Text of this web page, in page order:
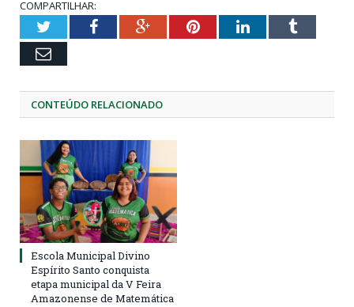
COMPARTILHAR:
TwitterFacebookGoogle+PinterestLinkedInTumblr
Email
CONTEÚDO RELACIONADO
Escola Municipal Divino
Espírito Santo conquista
etapa municipal da V Feira
Amazonense de Matemática